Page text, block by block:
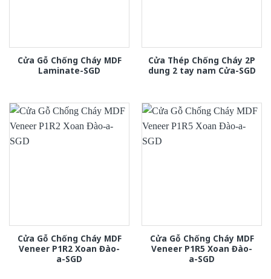
Cửa Gỗ Chống Cháy MDF
Laminate-SGD
Cửa Thép Chống Cháy 2P
dung 2 tay nam Cửa-SGD
Cửa Gỗ Chống Cháy MDF
Veneer P1R2 Xoan Đào-
a-SGD
Cửa Gỗ Chống Cháy MDF
Veneer P1R5 Xoan Đào-
a-SGD